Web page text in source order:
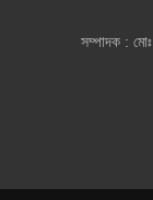
সম্পাদক :